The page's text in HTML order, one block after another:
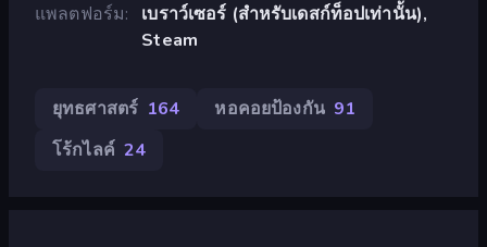
แพลตฟอร์ม
เบราว์เซอร์ (สำหรับเดสก์ท็อปเท่านั้น),
Steam
ยุทธศาสตร์ 164 หอคอยป้องกัน 91
โร้กไลค์ 24